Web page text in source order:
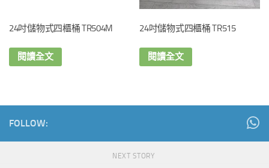
24吋儲物式四櫃桶 TR504M
閱讀全文
24吋儲物式四櫃桶 TR515
閱讀全文
FOLLOW:
NEXT STORY